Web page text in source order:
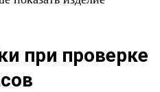
при проверке